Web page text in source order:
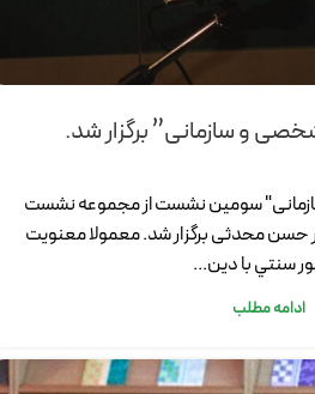
و سازمانی” برگزار شد.
سومین نشست از مجموعه نشست
محدثی برگزار شد. معمولا معنويت
سنتي با دين...
ادامه مطلب